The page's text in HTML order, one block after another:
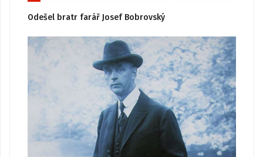
Odešel bratr farář Josef Bobrovský